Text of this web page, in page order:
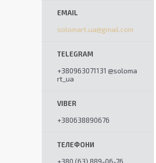
solomart.ua@gmail.com
+380963071131 @soloma
rt_ua
+380638890676
+380 (63) 889-06-76